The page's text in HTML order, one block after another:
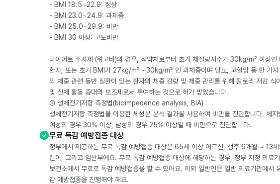
- BMI 18.5~22.9: 정상
- BMI 23.0~24.9: 과체중
- BMI 25.0~29.9: 비만
- BMI 30 이상: 고도비만
다이어트 주사제 (위고비)의 경우, 식약처로부터 초기 체질량지수가 30kg/m² 이상인
환자, 또는 초기 BMI가 27kg/m² ~30kg/m² 인 과체중이며 당뇨, 고혈압 등 한 가지
의 체중 관련 동반 질환이 있는 환자의 체중 감량 및 체중 관리를 위해 칼로리 저감 식
및 신체 활동 증대의 보조제로서 투여하는 것으로 허가 받았습니다.
② 생체전기저항 측정법(bioimpedence analysis, BIA)
생체전기저항 측정법을 이용한 체성분 분석 결과를 사용하여 비만을 진단합니다. 체지
여성의 경우 30% 이상, 남성의 경우 25% 이상일 때 비만으로 진단합니다.
무료 독감 예방접종 대상
정부에서 제공하는 무료 독감 예방접종 대상은 65세 이상 어르신, 생후 6개월 ~ 13
린이, 그리고 임산부에요. 무료 독감 예방접종 대상에 해당하는 경우, 정부 지정 의료
보건소에서 무료로 독감 예방접종을 할 수 있어요. 이외 일반인은 일반 의료기관에서
감 예방접종을 진행해야 해요.